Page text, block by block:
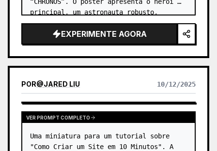
principal, um astronauta robusto,
olhando para um buraco negro massivo e
em espiral no espaço. …
EXPERIMENTE AGORA
POR@JARED LIU 10/12/2025
VER PROMPT COMPLETO
Uma miniatura para um tutorial sobre
"Como Criar um Site em 10 Minutos". A